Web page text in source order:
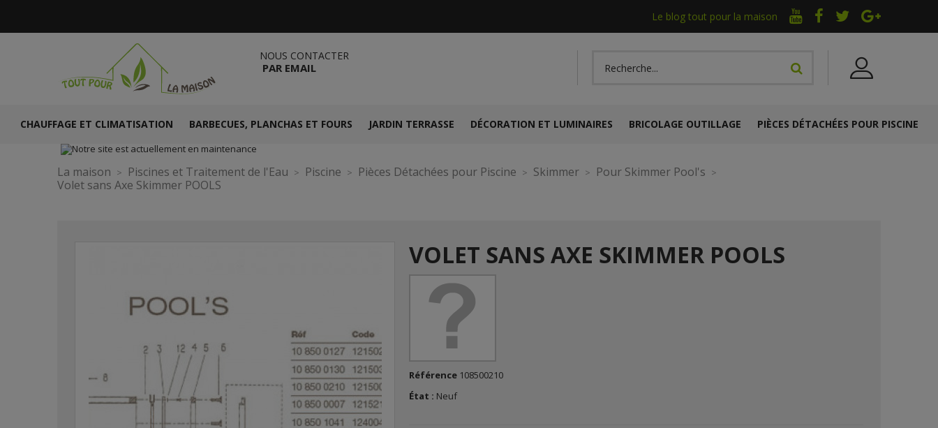
Le blog tout pour la maison
NOUS CONTACTER
PAR EMAIL
CHAUFFAGE ET CLIMATISATION BARBECUES, PLANCHAS ET FOURS JARDIN TERRASSE DÉCORATION ET LUMINAIRES BRICOLAGE OUTILLAGE PIÈCES DÉTACHÉES POUR PISCINE
La maison Piscines et Traitement de l'Eau Piscine Pièces Détachées pour Piscine Skimmer
Pour Skimmer Pool's
Volet sans Axe Skimmer POOLS
VOLET SANS AXE SKIMMER POOLS
Référence 108500210
État : Neuf